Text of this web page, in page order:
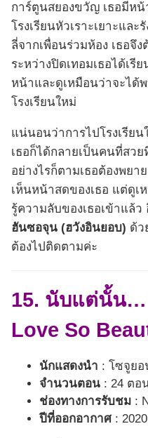
การ์ตูนสยองขวัญ เธอมีหน้
โรงเรียนหัวเราะเยาะแล
ลี่จากเพื่อนร่วมห้อง เธอจึง
ระหว่างปิดเทอมเธอได้เรี
หน้าและดูเหมือนว่าจะได้
โรงเรียนใหม่
แน่นอนว่าการไปโรงเรีย
เธอก็ได้กลายเป็นคนที่สว
อย่างไรก็ตามเธอต้องพยา
เห็นหน้าสดของเธอ แต่ดูเ
รู้ความลับของเธอเข้าแล้
ฮันซอจุน (ฮวังอินยอบ) ด้ว
ต้องไปติดตามค่ะ
15. นับแต่นั้น…
Love So
นักแสดงนำ : โซจูยอ
จำนวนตอน : 24 ตอ
ช่องทางการรับชม :
ปีที่ออกอากาศ : 2020